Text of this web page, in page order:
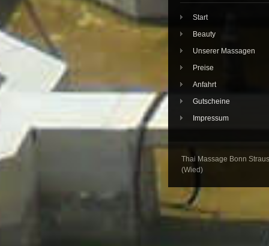
Start
Beauty
Unserer Massagen
Preise
Anfahrt
Gutscheine
Impressum
Thai Massage Bonn
(Wied)